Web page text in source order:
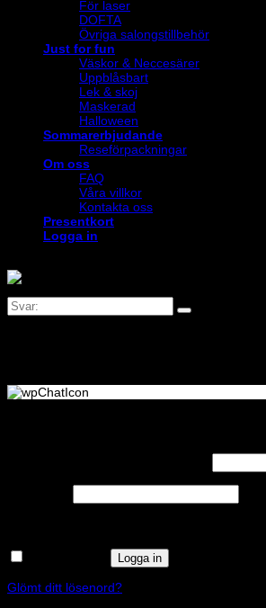
För laser
DOFTA
Övriga salongstillbehör
Just for fun
Väskor & Neccesärer
Uppblåsbart
Lek & skoj
Maskerad
Halloween
Sommarerbjudande
Reseförpackningar
Om oss
FAQ
Våra villkor
Kontakta oss
Presentkort
Logga in
Logga in
Glömt ditt lösenord?